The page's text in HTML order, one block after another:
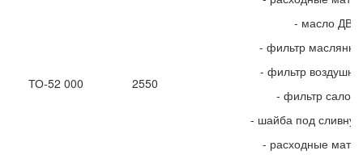
ТО-52 000 2550
- масло ДВС
- фильтр
- фильтр
- фильтр
- шайба под
- расходные